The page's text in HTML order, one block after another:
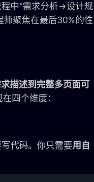
中"需求分析→设计规
聚焦在最后30%的性
描述到完整多页面可
四个维度：
代码。你只需要用自